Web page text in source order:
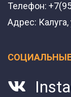
Телефон:
Адрес: